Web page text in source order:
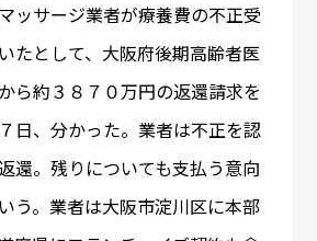
ッサージ業者が療養費の不正受
たとして、大阪府後期高齢者医
ら約３８７０万円の返還請求を
日、分かった。業者は不正を認
還。残りについても支払う意向
う。業者は大阪市淀川区に本部